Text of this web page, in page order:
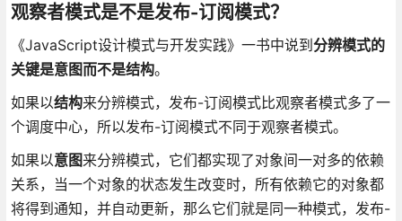
观察者模式是不是发布-订阅模式？
《JavaScript设计模式与开发实践》一书中说到分辨模式的
关键是意图而不是结构。
如果以结构来分辨模式，发布-订阅模式比观察者模式多了一
个调度中心，所以发布-订阅模式不同于观察者模式。
如果以意图来分辨模式，它们都实现了对象间一对多的依赖
关系，当一个对象的状态发生改变时，所有依赖它的对象都
将得到通知，并自动更新，那么它们就是同一种模式，发布-